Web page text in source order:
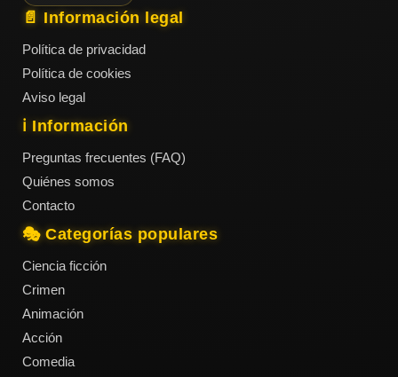
Series
2026
destacados
2025
⭐
GÉNEROS
Acción
Terror
📄 Información legal
Política de privacidad
Política de cookies
Aviso legal
ℹ️ Información
Preguntas frecuentes (FAQ)
Quiénes somos
Contacto
🎭 Categorías populares
Ciencia ficción
Crimen
Animación
Acción
Comedia